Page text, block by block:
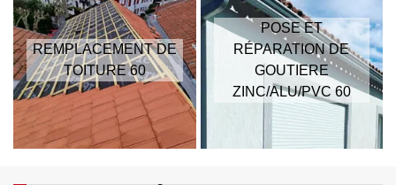
REMPLACEMENT DE
TOITURE 60
POSE ET
RÉPARATION DE
GOUTIERE
ZINC/ALU/PVC 60